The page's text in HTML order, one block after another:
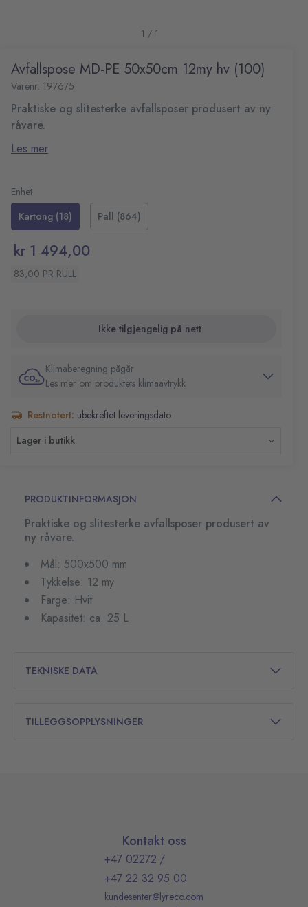
1 / 1
Avfallspose MD-PE 50x50cm 12my hv (100)
Varenr: 197675
Praktiske og slitesterke avfallsposer produsert av ny
råvare.
Tykkelse: 12 my
Les mer
Enhet
Kartong (18)
Pall (864)
kr 1 494,00
83,00 PR RULL
Ikke tilgjengelig på nett
Klimaberegning pågår
Les mer om produktets klimaavtrykk
Restnotert: ubekreftet leveringsdato
Lager i butikk
PRODUKTINFORMASJON
Praktiske og slitesterke avfallsposer produsert av
ny råvare.
Mål: 500x500 mm
Tykkelse: 12 my
Farge: Hvit
Kapasitet: ca. 25 L
TEKNISKE DATA
TILLEGGSOPPLYSNINGER
Kontakt oss
+47 02272 /
+47 22 32 95 00
kundesenter@lyreco.com